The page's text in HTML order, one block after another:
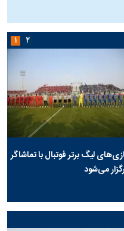
لیگ برتر فوتبال با تماشاگر
می‌شود
۱ ۲